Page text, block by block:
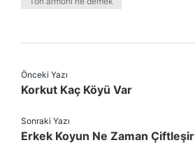
Önceki Yazı
Korkut Kaç Köyü Var
Sonraki Yazı
Erkek Koyun Ne Zaman Çiftleşir